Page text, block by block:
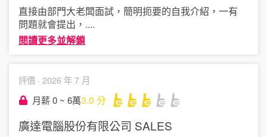
直接由部門大老闆面試，簡明扼要的自我介紹，一有
問題就會提出， ....
閱讀更多並解鎖
評價 · 2026 年 7 月
月薪 0 ~ 6萬3.0 分
廣達電腦股份有限公司 SALES